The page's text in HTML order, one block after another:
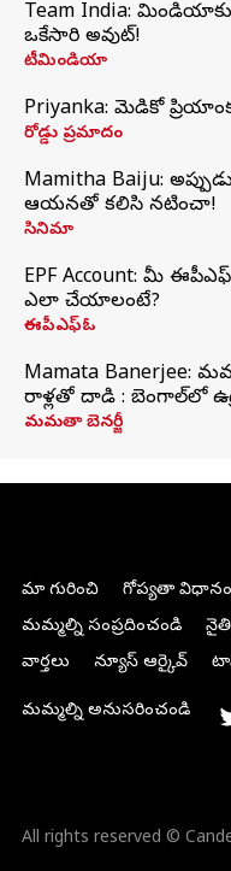
Team India:
ఒకేసారి అవుట్!
టీమిండియా
Priyanka: మెడికో
రోడ్డు ప్రమాదం
Mamitha Baiju:
ఆయనతో కలిసి నటించా!
సినిమా
EPF Account: మీ
ఎలా చేయాలంటే?
ఈపీఎఫ్ఓ
Mamata Banerjee:
రాళ్లతో దాడి : బెంగాల్‌లో
మమతా బెనర్జీ
మా గురించి గోప్యతా విధానం
మమ్మల్ని సంప్రదించండి
వార్తలు
న్యూస్ ఆర్కైవ్
మమ్మల్ని అనుసరించండి
All rights reserved ©